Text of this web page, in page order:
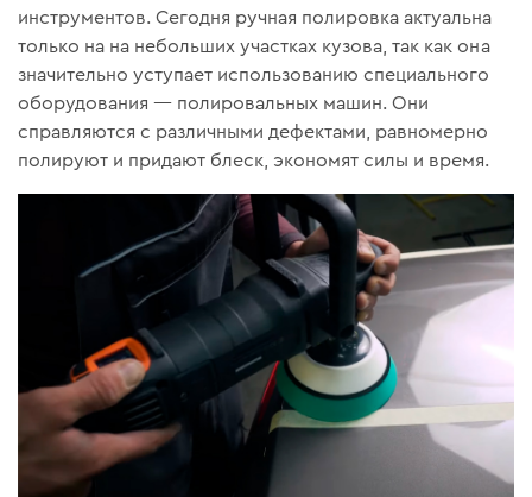
инструментов. Сегодня ручная полировка актуальна
только на на небольших участках кузова, так как она
значительно уступает использованию специального
оборудования — полировальных машин. Они
справляются с различными дефектами, равномерно
полируют и придают блеск, экономят силы и время.